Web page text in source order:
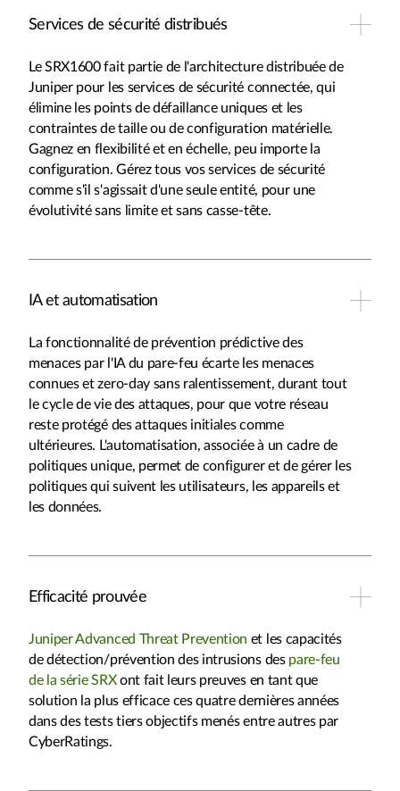
Services de sécurité distribués
Le SRX1600 fait partie de l'architecture distribuée de
Juniper pour les services de sécurité connectée, qui
élimine les points de défaillance uniques et les
contraintes de taille ou de configuration matérielle.
Gagnez en flexibilité et en échelle, peu importe la
configuration. Gérez tous vos services de sécurité
comme s'il s'agissait d'une seule entité, pour une
évolutivité sans limite et sans casse-tête.
IA et automatisation
La fonctionnalité de prévention prédictive des
menaces par l'IA du pare-feu écarte les menaces
connues et zero-day sans ralentissement, durant tout
le cycle de vie des attaques, pour que votre réseau
reste protégé des attaques initiales comme
ultérieures. L'automatisation, associée à un cadre de
politiques unique, permet de configurer et de gérer les
politiques qui suivent les utilisateurs, les appareils et
les données.
Efficacité prouvée
Juniper Advanced Threat Prevention et les capacités
de détection/prévention des intrusions des pare-feu
de la série SRXont fait leurs preuves en tant que
solution la plus efficace ces quatre dernières années
dans des tests tiers objectifs menés entre autres par
CyberRatings.